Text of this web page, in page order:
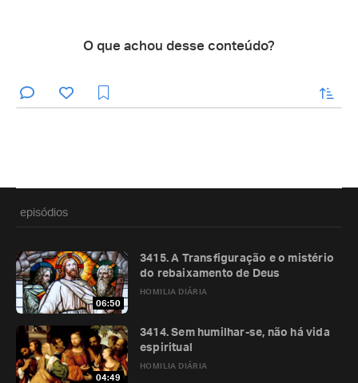
O que achou desse conteúdo?
enviar
episódios
06:50
HOMILIA DIÁRIA
3415. A Transfiguração e o mistério
do rebaixamento de Deus
04:49
HOMILIA DIÁRIA
3414. Sem humilhar-se, não há vida
espiritual